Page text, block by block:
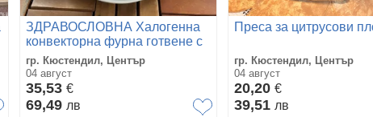
ЗДРАВОСЛОВНА Халогенна
конвекторна фурна готвене с
горещ въздух
гр. Кюстендил, Център
04 август
35,53 €
69,49 лв
Преса за цитрусови
гр. Кюстендил, Център
04 август
20,20 €
39,51 лв